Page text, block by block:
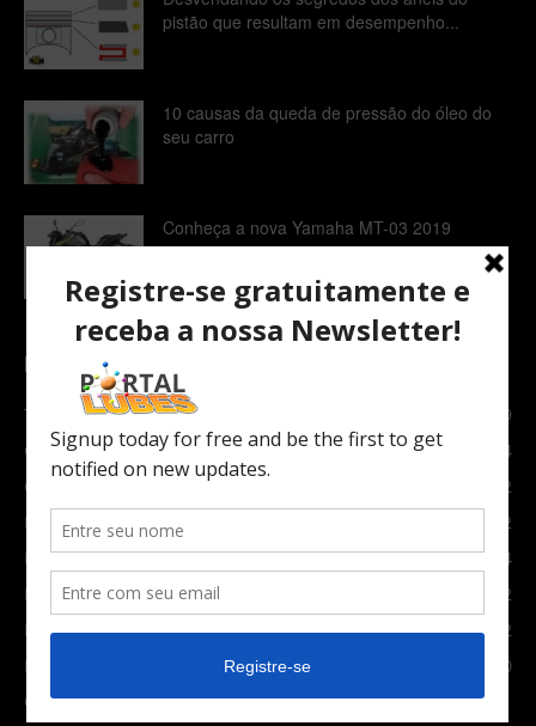
pistão que resultam em desempenho...
10 causas da queda de pressão do óleo do
seu carro
Conheça a nova Yamaha MT-03 2019
POPULAR CATEGORY
TOPNEWS
7089
Carro e Moto
3764
Carro
2082
Notícias
1852
Indústria
1024
Moto
972
Economia
672
Newsletter
630
Carros Verdes e Novas tecnologias automotivas
561